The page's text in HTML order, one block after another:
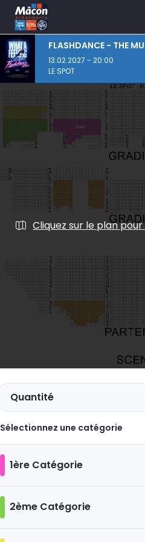
Aller au contenu principal
FLASHDANCE - THE
13.02.2027 - 20:00
LE SPOT
Cliquez sur le plan
Quantité
Sélectionnez une catégorie
1ère Catégorie
2ème Catégorie